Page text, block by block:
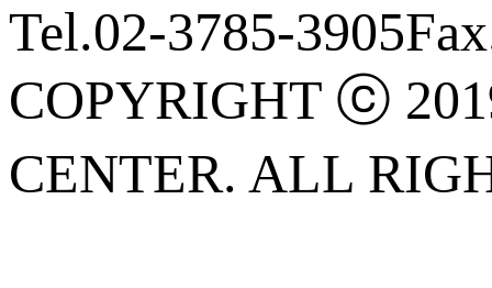
Tel.02-3785-3905
COPYRIGHT ⓒ
CENTER. ALL